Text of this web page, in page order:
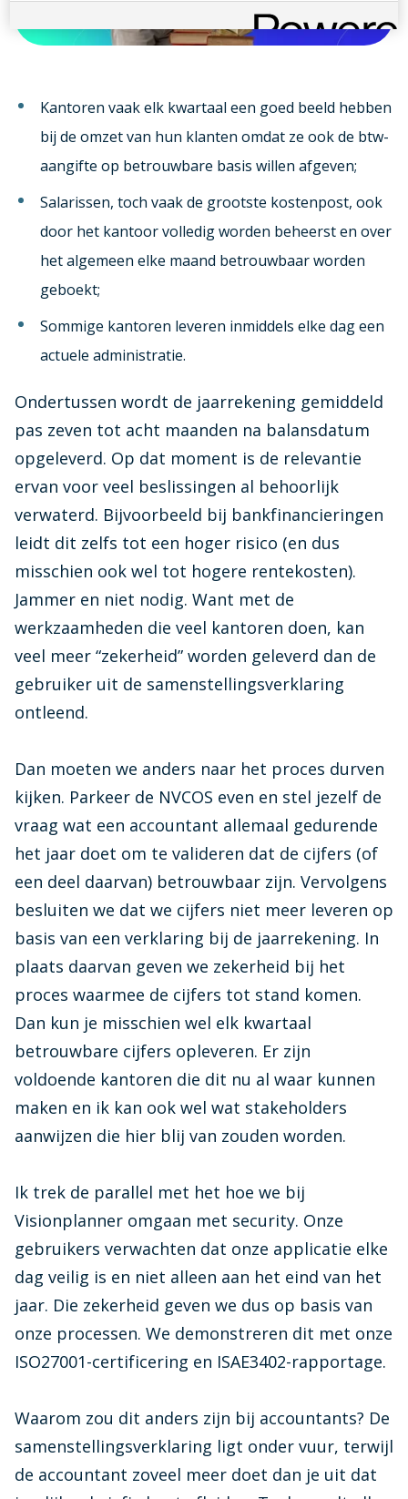
Kantoren vaak elk kwartaal een goed beeld hebben
bij de omzet van hun klanten omdat ze ook de btw-
aangifte op betrouwbare basis willen afgeven;
Salarissen, toch vaak de grootste kostenpost, ook
door het kantoor volledig worden beheerst en over
het algemeen elke maand betrouwbaar worden
geboekt;
Sommige kantoren leveren inmiddels elke dag een
actuele administratie.
Ondertussen wordt de jaarrekening gemiddeld
pas zeven tot acht maanden na balansdatum
opgeleverd. Op dat moment is de relevantie
ervan voor veel beslissingen al behoorlijk
verwaterd. Bijvoorbeeld bij bankfinancieringen
leidt dit zelfs tot een hoger risico (en dus
misschien ook wel tot hogere rentekosten).
Jammer en niet nodig. Want met de
werkzaamheden die veel kantoren doen, kan
veel meer “zekerheid” worden geleverd dan de
gebruiker uit de samenstellingsverklaring
ontleend.
Dan moeten we anders naar het proces durven
kijken. Parkeer de NVCOS even en stel jezelf de
vraag wat een accountant allemaal gedurende
het jaar doet om te valideren dat de cijfers (of
een deel daarvan) betrouwbaar zijn. Vervolgens
besluiten we dat we cijfers niet meer leveren op
basis van een verklaring bij de jaarrekening. In
plaats daarvan geven we zekerheid bij het
proces waarmee de cijfers tot stand komen.
Dan kun je misschien wel elk kwartaal
betrouwbare cijfers opleveren. Er zijn
voldoende kantoren die dit nu al waar kunnen
maken en ik kan ook wel wat stakeholders
aanwijzen die hier blij van zouden worden.
Ik trek de parallel met het hoe we bij
Visionplanner omgaan met security. Onze
gebruikers verwachten dat onze applicatie elke
dag veilig is en niet alleen aan het eind van het
jaar. Die zekerheid geven we dus op basis van
onze processen. We demonstreren dit met onze
ISO27001-certificering en ISAE3402-rapportage.
Waarom zou dit anders zijn bij accountants? De
samenstellingsverklaring ligt onder vuur, terwijl
de accountant zoveel meer doet dan je uit dat